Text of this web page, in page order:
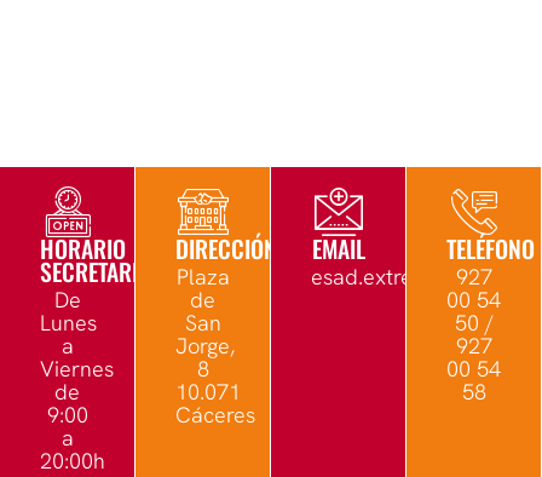
HORARIO
SECRETARÍA
De
Lunes
a
Viernes
de
9:00
a
20:00h
DIRECCIÓN
Plaza
de
San
Jorge,
8
10.071
Cáceres
EMAIL TELÉFONO
927
00 54
50 /
927
00 54
58